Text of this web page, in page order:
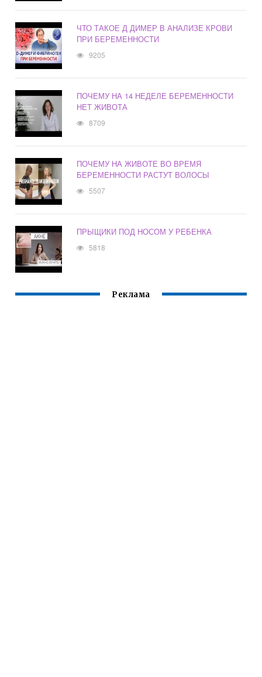
ЧТО ТАКОЕ Д ДИМЕР В АНАЛИЗЕ КРОВИ
ПРИ БЕРЕМЕННОСТИ
9205
ПОЧЕМУ НА 14 НЕДЕЛЕ БЕРЕМЕННОСТИ
НЕТ ЖИВОТА
8709
ПОЧЕМУ НА ЖИВОТЕ ВО ВРЕМЯ
БЕРЕМЕННОСТИ РАСТУТ ВОЛОСЫ
5507
ПРЫЩИКИ ПОД НОСОМ У РЕБЕНКА
5818
Реклама